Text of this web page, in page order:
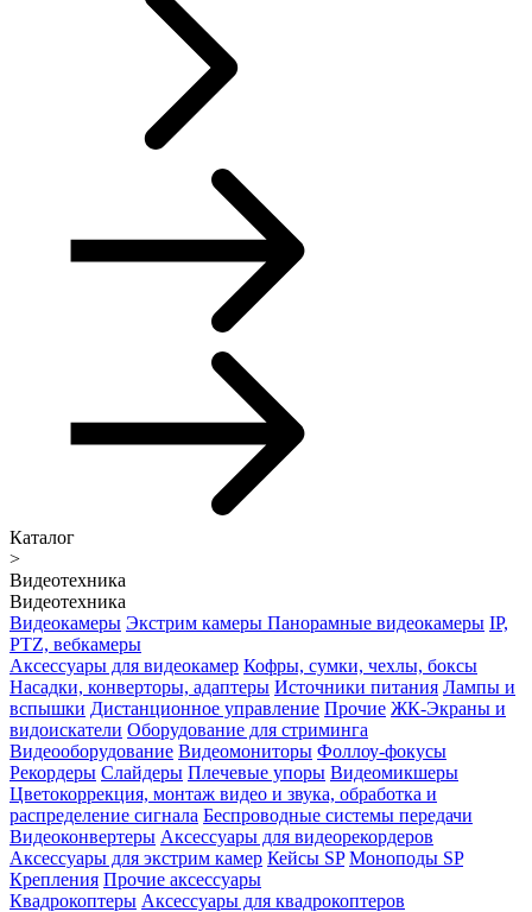
Каталог
>
Видеотехника
Видеотехника
Видеокамеры Экстрим камеры Панорамные видеокамеры IP,
PTZ, вебкамеры
Аксессуары для видеокамер Кофры, сумки, чехлы, боксы
Насадки, конверторы, адаптеры Источники питания Лампы и
вспышки Дистанционное управление Прочие ЖК-Экраны и
видоискатели Оборудование для стриминга
Видеооборудование Видеомониторы Фоллоу-фокусы
Рекордеры Слайдеры Плечевые упоры Видеомикшеры
Цветокоррекция, монтаж видео и звука, обработка и
распределение сигнала Беспроводные системы передачи
Видеоконвертеры Аксессуары для видеорекордеров
Аксессуары для экстрим камер Кейсы SP Моноподы SP
Крепления Прочие аксессуары
Квадрокоптеры Аксессуары для квадрокоптеров